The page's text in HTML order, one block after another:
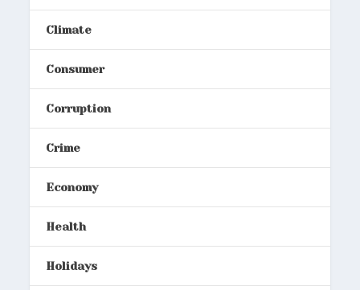
Climate
Consumer
Corruption
Crime
Economy
Health
Holidays